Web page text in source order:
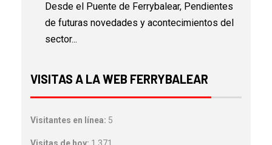
Desde el Puente de Ferrybalear, Pendientes
de futuras novedades y acontecimientos del
sector...
VISITAS A LA WEB FERRYBALEAR
Visitantes en línea: 5